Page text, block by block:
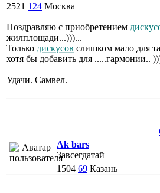
2521 124 Москва
Поздравляю с приобретением
жилплощади...)))...
Только дискусов слишком мало для
хотя бы добавить для .....гармонии..
Удачи. Самвел.
Ak bars
Завсегдатай
1504 69 Казань